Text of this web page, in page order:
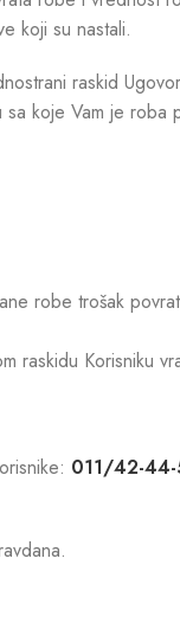
koji su nastali.
raskid
koje Vam je
robe trošak
Korisniku
011/42-44-